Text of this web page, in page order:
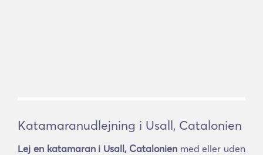
Katamaranudlejning i Usall, Catalonien
Lej en katamaran i Usall, Catalonienmed eller uden